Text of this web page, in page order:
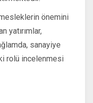
önemini
yatırımlar,
sanayiye
rolü incelenmesi